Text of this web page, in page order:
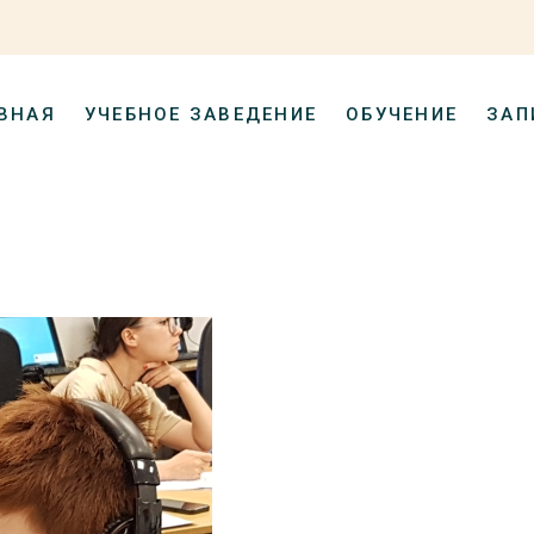
УЧЕБНОЕ ЗАВЕДЕНИЕ ОБУЧЕНИЕ